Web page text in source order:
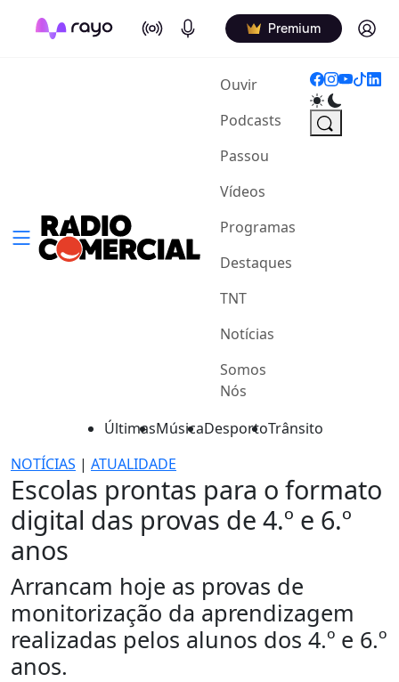
On Air Podcasts Premium Log in
Ouvir(current)
Podcasts
Passou
Vídeos
Programas
Destaques
TNT
Notícias
Somos
Nós
ÚltimasMúsicaDesportoTrânsito
NOTÍCIAS | ATUALIDADE
Escolas prontas para o formato
digital das provas de 4.º e 6.º
anos
Arrancam hoje as provas de
monitorização da aprendizagem
realizadas pelos alunos dos 4.º e 6.º
anos.